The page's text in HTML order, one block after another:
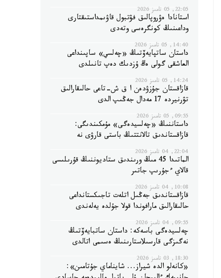
22:05, 05 تامىز 2026
استانادا ەۋروپالىق فۋتبول قاۋىمداستىقتارى
وداعىنىڭ كونگرەسى وتەدى
14:40, 05 تامىز 2026
داستان ساتپايەۆتىڭ «چەلسي» ساپىنداعى
العاشقى گولى ەڭ ۇزدىك دەپ تانىلدى
14:24, 05 تامىز 2026
قازاقستان جۇزۋدەن ا ق ش-تاعى حالىقارالىق
تۋرنيردە 17 مەدال جەڭىپ الدى
09:55, 05 تامىز 2026
داستاننىڭ «چەلسيدەگى» مۇمكىندىگى:
قازاقستاندىق تالانتتىڭ باستى قارۋى نە
22:04, 04 تامىز 2026
الماتىدا 45 مىڭ ورىندىق ستاديوننىڭ قۇرىلىسى
قالاي ءجۇرىپ جاتىر
10:08, 04 تامىز 2026
قازاقستاندىق جەڭىل اتلەت تاجىكستانداعى
حالىقارالىق مارافوندا قولا جۇلدە يەلەندى
09:55, 04 تامىز 2026
چەلسيدەگى باسەكە: داستان ساتبايەۆتىڭ
نەگىزگى قارسىلاستارىنىڭ ەسىمى اتالدى
18:30, 03 تامىز 2026
«كانەلو الدە شيراز... شايناماي جۇتامىن»: